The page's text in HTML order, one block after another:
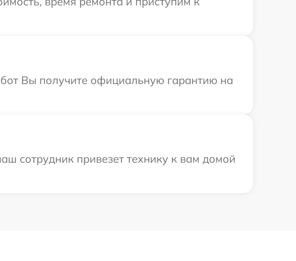
Вы получите официальную гарантию на
сотрудник привезет технику к вам домой